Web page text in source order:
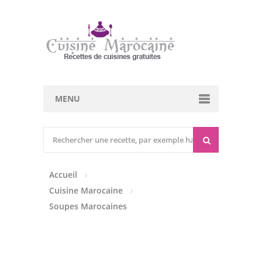
MENU
Entrées Froides
Accueil
Cuisine Marocaine
Soupes Marocaines